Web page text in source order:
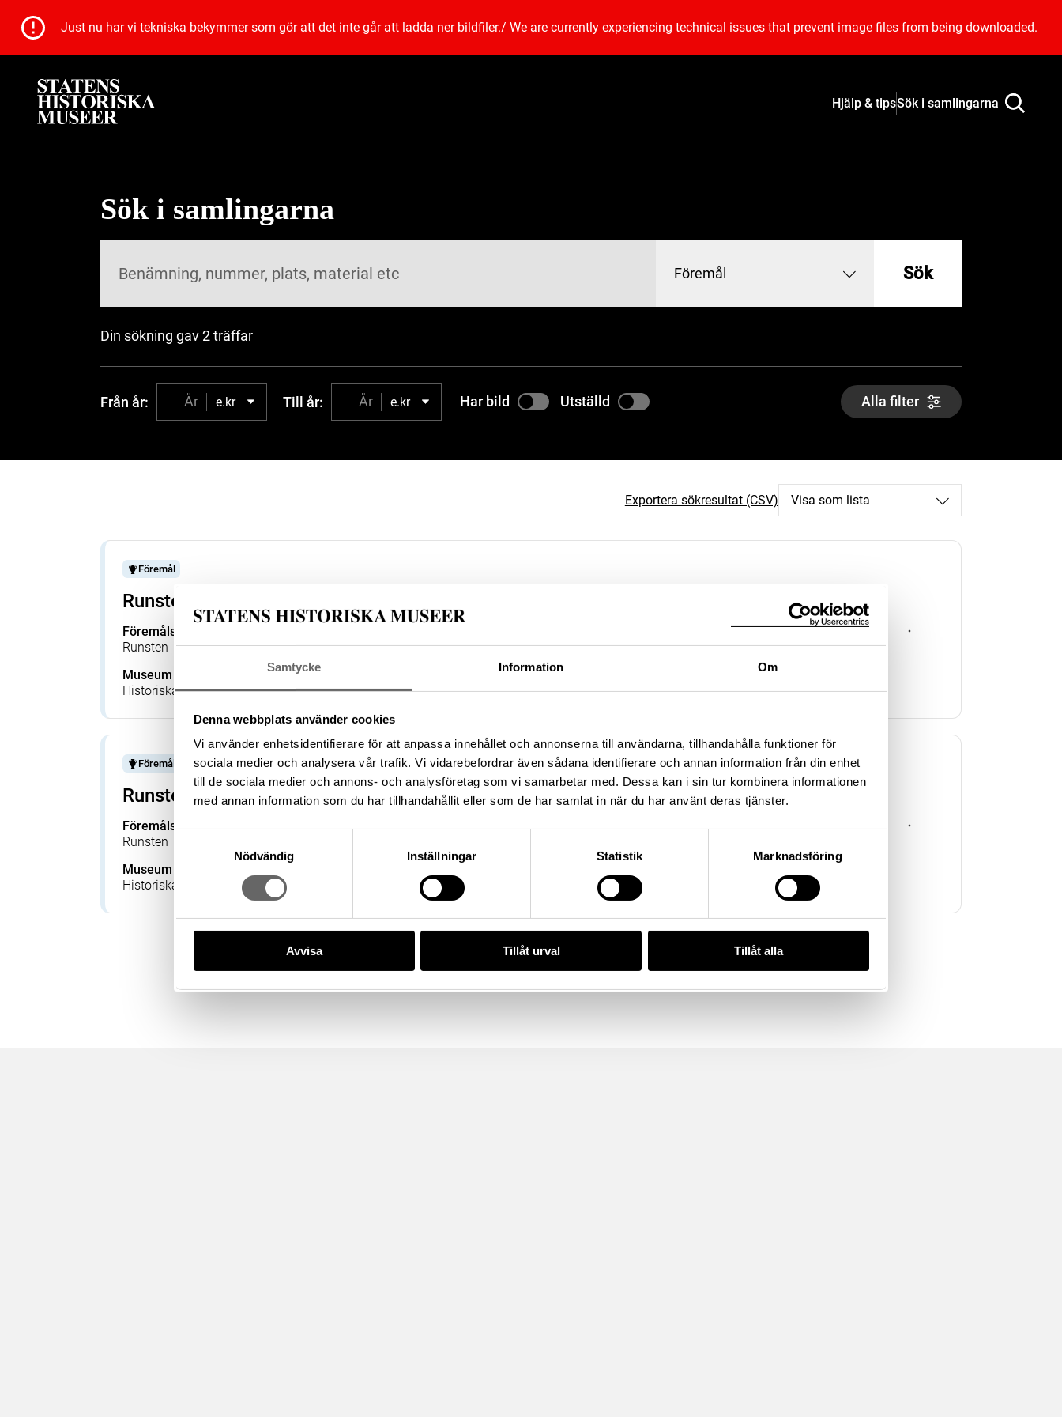
Samtycke Information Om
Denna webbplats använder cookies
Vi använder enhetsidentifierare för att anpassa innehållet och annonserna till användarna, tillhandahålla funktioner för
sociala medier och analysera vår trafik. Vi vidarebefordrar även sådana identifierare och annan information från din enhet
till de sociala medier och annons- och analysföretag som vi samarbetar med. Dessa kan i sin tur kombinera informationen
med annan information som du har tillhandahållit eller som de har samlat in när du har använt deras tjänster.
Nödvändig
Inställningar Statistik Marknadsföring
Avvisa Tillåt urval Tillåt alla
Just nu har vi tekniska bekymmer som gör att det inte går att ladda ner bildfiler./ We are currently experiencing technical issues that prevent image files from being downloaded.
Hjälp & tipsSök i samlingarna
Sök i samlingarna
Föremål Sök
Din sökning gav 2 träffar
Från år: e.kr Till år: e.kr Har bild Utställd Alla filter
Exportera sökresultat (CSV) Visa som lista
Föremål
Runsten
Föremålsbenämning
Runsten
—
800 – 1100
Tillverkningsplats
—
Museum
Historiska museet
Föremålsnummer
44417_HST
Förvärvsnummer
22437
Föremål
Runsten
Föremålsbenämning
Runsten
Tillverkare
Datering
Tillverkningsplats
Museum
Historiska museet